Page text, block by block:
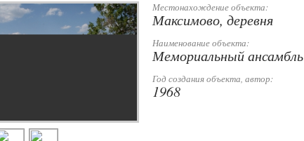
Местонахождение объекта:
Максимово, деревня
Наименование объекта:
Мемориальный ансамбль
Год создания объекта, автор:
1968